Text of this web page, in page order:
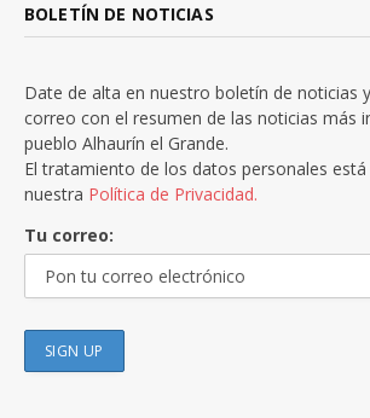
BOLETÍN DE NOTICIAS
Date de alta en nuestro boletín de noticias
correo con el resumen de las noticias más
pueblo Alhaurín el Grande.
El tratamiento de los datos personales
nuestra Política de Privacidad.
Tu correo: